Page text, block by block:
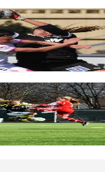
– QBIK
IF